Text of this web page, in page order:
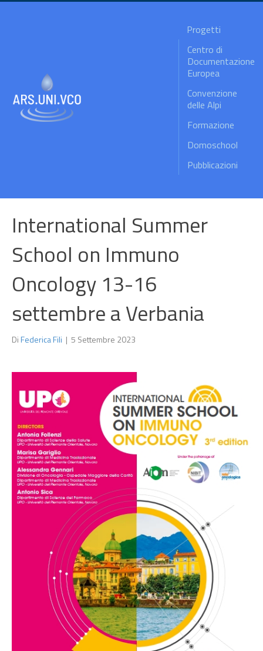
Progetti
Centro di
Documentazione
Europea
Convenzione
delle Alpi
Formazione
Domoschool
Pubblicazioni
International Summer
School on Immuno
Oncology 13-16
settembre a Verbania
DiFederica Fili | 5 Settembre 2023